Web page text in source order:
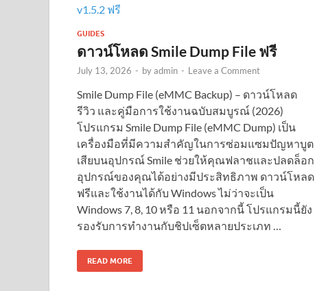
GUIDES
ดาวน์โหลด Smile Dump File ฟรี
July 13, 2026 - byadmin - Leave a Comment
Smile Dump File (eMMC Backup) – ดาวน์โหลด
รีวิว และคู่มือการใช้งานฉบับสมบูรณ์ (2026)
โปรแกรม Smile Dump File (eMMC Dump) เป็น
เครื่องมือที่มีความสำคัญในการซ่อมแซมปัญหาบูต
เสียบนอุปกรณ์ Smile ช่วยให้คุณฟลาชและปลดล็อก
อุปกรณ์ของคุณได้อย่างมีประสิทธิภาพ ดาวน์โหลด
ฟรีและใช้งานได้กับ Windows ไม่ว่าจะเป็น
Windows 7, 8, 10 หรือ 11 นอกจากนี้ โปรแกรมนี้ยัง
รองรับการทำงานกับชิปเซ็ตหลายประเภท …
READ MORE